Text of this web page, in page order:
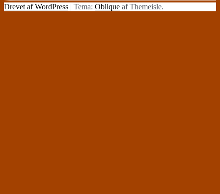
Drevet af WordPress | Tema: Oblique af Themeisle.